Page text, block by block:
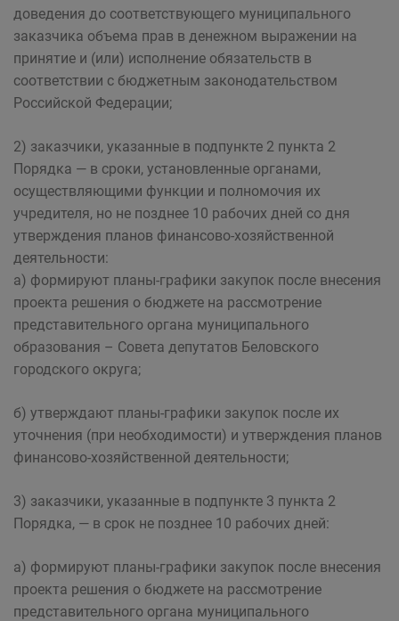
доведения до соответствующего муниципального
заказчика объема прав в денежном выражении на
принятие и (или) исполнение обязательств в
соответствии с бюджетным законодательством
Российской Федерации;
2) заказчики, указанные в подпункте 2 пункта 2
Порядка — в сроки, установленные органами,
осуществляющими функции и полномочия их
учредителя, но не позднее 10 рабочих дней со дня
утверждения планов финансово-хозяйственной
деятельности:
а) формируют планы-графики закупок после внесения
проекта решения о бюджете на рассмотрение
представительного органа муниципального
образования – Совета депутатов Беловского
городского округа;
б) утверждают планы-графики закупок после их
уточнения (при необходимости) и утверждения планов
финансово-хозяйственной деятельности;
3) заказчики, указанные в подпункте 3 пункта 2
Порядка, — в срок не позднее 10 рабочих дней:
а) формируют планы-графики закупок после внесения
проекта решения о бюджете на рассмотрение
представительного органа муниципального